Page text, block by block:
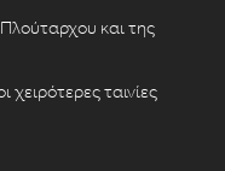
και της
χειρότερες ταινίες